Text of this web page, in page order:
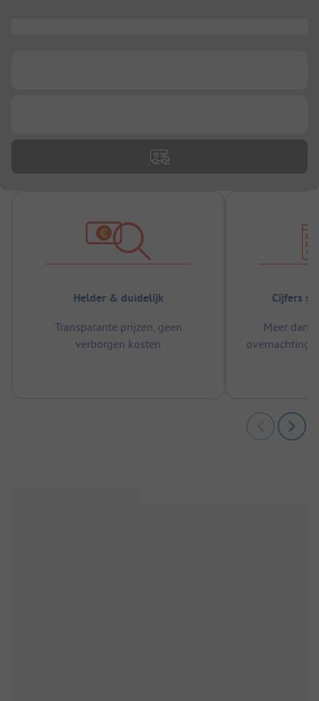
Helder & duidelijk
Transparante prijzen, geen
verborgen kosten
Cijfers
Meer dan